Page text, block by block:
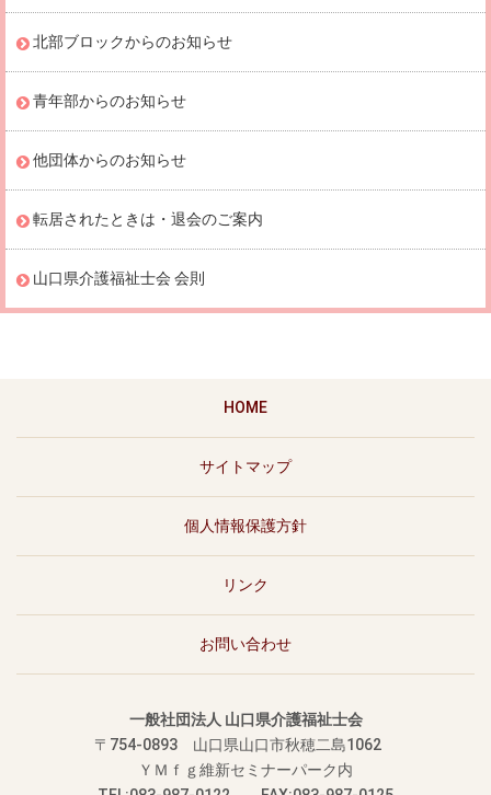
北部ブロックからのお知らせ
青年部からのお知らせ
他団体からのお知らせ
転居されたときは・退会のご案内
山口県介護福祉士会 会則
HOME
サイトマップ
個人情報保護方針
リンク
お問い合わせ
一般社団法人 山口県介護福祉士会
〒754-0893 山口県山口市秋穂二島1062
ＹＭｆｇ維新セミナーパーク内